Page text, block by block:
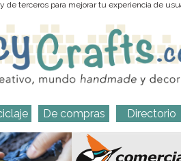
de terceros para mejorar tu experiencia de
De compras Directorio